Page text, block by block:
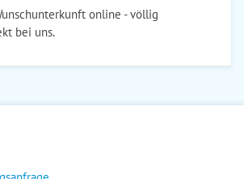
online - völlig
bei uns.